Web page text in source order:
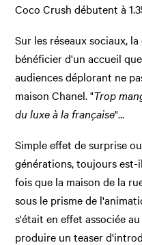
Coco Crush débutent à
Sur les réseaux sociaux,
bénéficier d'un accueil
audiences déplorant ne
maison Chanel. "Trop
du luxe à la française"...
Simple effet de surprise
générations, toujours est-
fois que la maison de la
sous le prisme de
s'était en effet associée
produire un teaser